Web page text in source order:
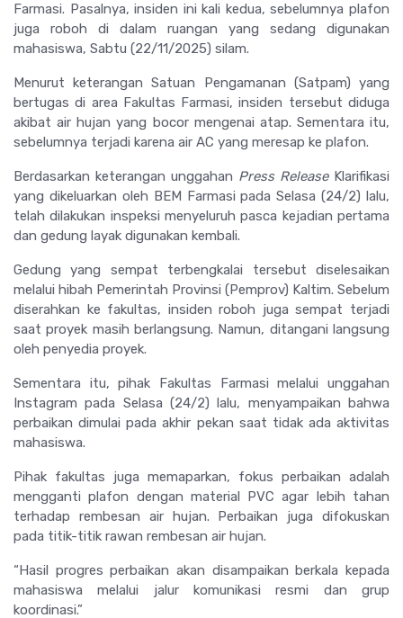
Farmasi. Pasalnya, insiden ini kali kedua, sebelumnya plafon
juga roboh di dalam ruangan yang sedang digunakan
mahasiswa, Sabtu (22/11/2025) silam.
Menurut keterangan Satuan Pengamanan (Satpam) yang
bertugas di area Fakultas Farmasi, insiden tersebut diduga
akibat air hujan yang bocor mengenai atap. Sementara itu,
sebelumnya terjadi karena air AC yang meresap ke plafon.
Berdasarkan keterangan unggahan Press ReleaseKlarifikasi
yang dikeluarkan oleh BEM Farmasi pada Selasa (24/2) lalu,
telah dilakukan inspeksi menyeluruh pasca kejadian pertama
dan gedung layak digunakan kembali.
Gedung yang sempat terbengkalai tersebut diselesaikan
melalui hibah Pemerintah Provinsi (Pemprov) Kaltim. Sebelum
diserahkan ke fakultas, insiden roboh juga sempat terjadi
saat proyek masih berlangsung. Namun, ditangani langsung
oleh penyedia proyek.
Sementara itu, pihak Fakultas Farmasi melalui unggahan
Instagram pada Selasa (24/2) lalu, menyampaikan bahwa
perbaikan dimulai pada akhir pekan saat tidak ada aktivitas
mahasiswa.
Pihak fakultas juga memaparkan, fokus perbaikan adalah
mengganti plafon dengan material PVC agar lebih tahan
terhadap rembesan air hujan. Perbaikan juga difokuskan
pada titik-titik rawan rembesan air hujan.
“Hasil progres perbaikan akan disampaikan berkala kepada
mahasiswa melalui jalur komunikasi resmi dan grup
koordinasi.”